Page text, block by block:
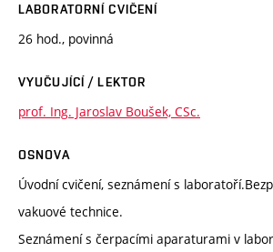
LABORATORNÍ CVIČENÍ
26 hod., povinná
VYUČUJÍCÍ / LEKTOR
prof. Ing. Jaroslav Boušek, CSc.
OSNOVA
Úvodní cvičení, seznámení s
vakuové technice.
Seznámení s čerpacími aparaturami v